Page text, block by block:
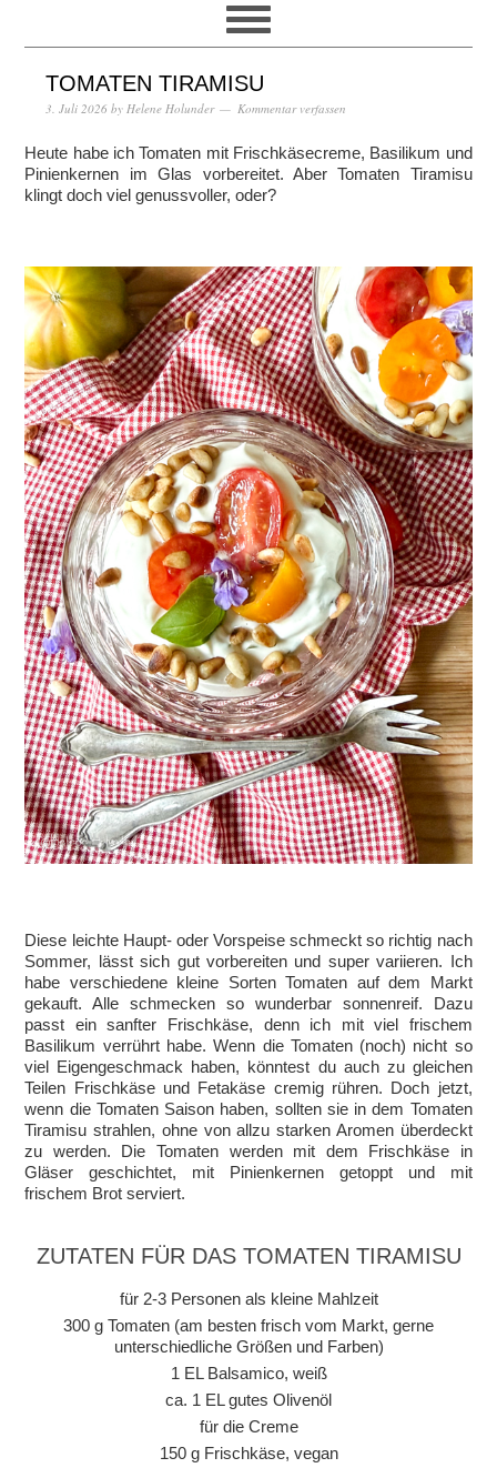
TOMATEN TIRAMISU
3. Juli 2026 by Helene Holunder Kommentar verfassen
Heute habe ich Tomaten mit Frischkäsecreme, Basilikum und
Pinienkernen im Glas vorbereitet. Aber Tomaten Tiramisu
klingt doch viel genussvoller, oder?
Diese leichte Haupt- oder Vorspeise schmeckt so richtig nach
Sommer, lässt sich gut vorbereiten und super variieren. Ich
habe verschiedene kleine Sorten Tomaten auf dem Markt
gekauft. Alle schmecken so wunderbar sonnenreif. Dazu
passt ein sanfter Frischkäse, denn ich mit viel frischem
Basilikum verrührt habe. Wenn die Tomaten (noch) nicht so
viel Eigengeschmack haben, könntest du auch zu gleichen
Teilen Frischkäse und Fetakäse cremig rühren. Doch jetzt,
wenn die Tomaten Saison haben, sollten sie in dem Tomaten
Tiramisu strahlen, ohne von allzu starken Aromen überdeckt
zu werden. Die Tomaten werden mit dem Frischkäse in
Gläser geschichtet, mit Pinienkernen getoppt und mit
frischem Brot serviert.
ZUTATEN FÜR DAS TOMATEN TIRAMISU
für 2-3 Personen als kleine Mahlzeit
300 g Tomaten (am besten frisch vom Markt, gerne
unterschiedliche Größen und Farben)
1 EL Balsamico, weiß
ca. 1 EL gutes Olivenöl
für die Creme
150 g Frischkäse, vegan